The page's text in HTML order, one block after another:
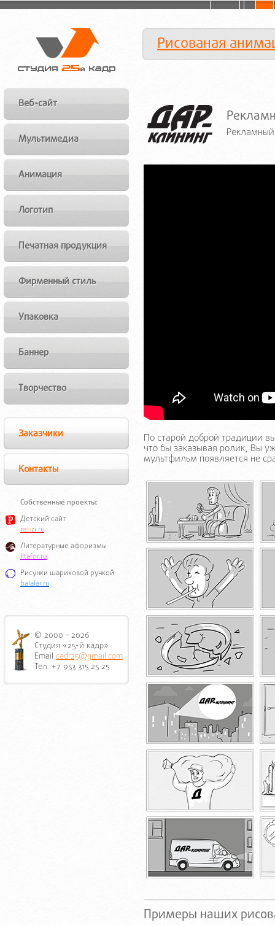
Рисованая
Веб-сайт
Мультимедиа
Анимация
Логотип
Печатная продукция
Фирменный стиль
Упаковка
Баннер
Творчество
Заказчики
Контакты
Собственные проекты:
Детский сайт
rebzi.ru
Литературные афоризмы
litafor.ru
Рисунки шариковой ручкой
balalar.ru
© 2000 – 2026
Студия «25-й кадр»
Email cadr25@gmail.com
Тел. +7 953 315 25 25
По старой доброй традиции
что бы заказывая ролик, Вы
мультфильм появляется не
Примеры наших